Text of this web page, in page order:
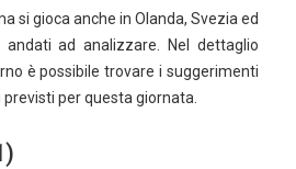
si gioca anche in Olanda, Svezia ed
ad analizzare. Nel dettaglio
è possibile trovare i suggerimenti
per questa giornata.